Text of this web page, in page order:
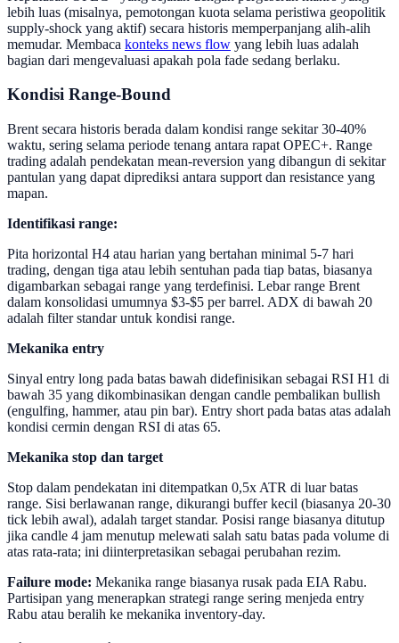
lebih luas (misalnya, pemotongan kuota selama peristiwa geopolitik
supply-shock yang aktif) secara historis memperpanjang alih-alih
memudar. Membaca konteks news flow yang lebih luas adalah
bagian dari mengevaluasi apakah pola fade sedang berlaku.
Kondisi Range-Bound
Brent secara historis berada dalam kondisi range sekitar 30-40%
waktu, sering selama periode tenang antara rapat OPEC+. Range
trading adalah pendekatan mean-reversion yang dibangun di sekitar
pantulan yang dapat diprediksi antara support dan resistance yang
mapan.
Identifikasi range:
Pita horizontal H4 atau harian yang bertahan minimal 5-7 hari
trading, dengan tiga atau lebih sentuhan pada tiap batas, biasanya
digambarkan sebagai range yang terdefinisi. Lebar range Brent
dalam konsolidasi umumnya $3-$5 per barrel. ADX di bawah 20
adalah filter standar untuk kondisi range.
Mekanika entry
Sinyal entry long pada batas bawah didefinisikan sebagai RSI H1 di
bawah 35 yang dikombinasikan dengan candle pembalikan bullish
(engulfing, hammer, atau pin bar). Entry short pada batas atas adalah
kondisi cermin dengan RSI di atas 65.
Mekanika stop dan target
Stop dalam pendekatan ini ditempatkan 0,5x ATR di luar batas
range. Sisi berlawanan range, dikurangi buffer kecil (biasanya 20-30
tick lebih awal), adalah target standar. Posisi range biasanya ditutup
jika candle 4 jam menutup melewati salah satu batas pada volume di
atas rata-rata; ini diinterpretasikan sebagai perubahan rezim.
Failure mode: Mekanika range biasanya rusak pada EIA Rabu.
Partisipan yang menerapkan strategi range sering menjeda entry
Rabu atau beralih ke mekanika inventory-day.